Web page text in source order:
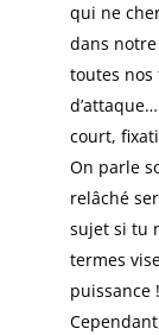
qui ne
dans
toutes nos
court,
On parle
relâché
sujet si tu
termes
puissance !